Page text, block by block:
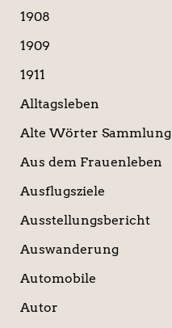
n
a
h
1908
1909
1911
Alltagsleben
Alte Wörter Sammlung
Aus dem Frauenleben
Ausflugsziele
Ausstellungsbericht
Auswanderung
Automobile
Autor